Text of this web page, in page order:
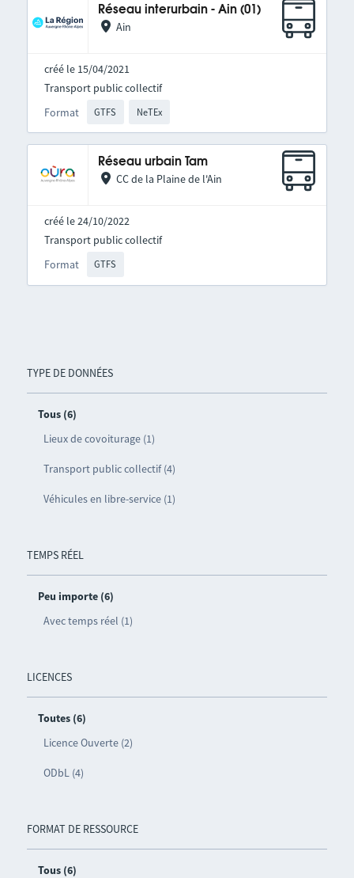
TYPE DE DONNÉES
Tous (6)
Lieux de covoiturage (1)
Transport public collectif (4)
Véhicules en libre-service (1)
TEMPS RÉEL
Peu importe (6)
Avec temps réel (1)
LICENCES
Toutes (6)
Licence Ouverte (2)
ODbL (4)
FORMAT DE RESSOURCE
Tous (6)
Réseau interurbain - Ain (01)
Ain
créé le 15/04/2021
Format GTFS NeTEx
Transport public collectif
Réseau urbain Tam
CC de la Plaine de l'Ain
créé le 24/10/2022
Format GTFS
Transport public collectif